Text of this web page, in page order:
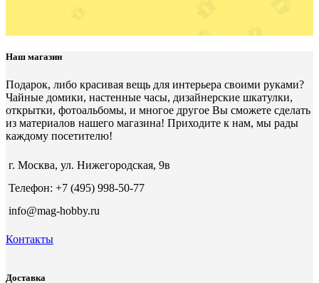
Наш магазин
Подарок, либо красивая вещь для интерьера своими руками?
Чайные домики, настенные часы, дизайнерские шкатулки,
открытки, фотоальбомы, и многое другое Вы сможете сделать
из материалов нашего магазина! Приходите к нам, мы рады
каждому посетителю!
г. Москва, ул. Нижегородская, 9в
Телефон: +7 (495) 998-50-77
info@mag-hobby.ru
Контакты
Доставка